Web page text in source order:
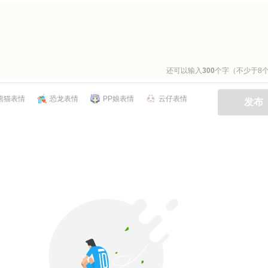
还可以输入300个字（不少于8
发布
猫表情 恐龙表情 PP娘表情 云仔表情